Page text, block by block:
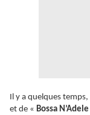
Il y a quelques
et de « Bossa N’Adele